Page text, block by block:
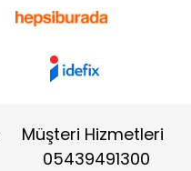
Müşteri Hizmetleri
05439491300